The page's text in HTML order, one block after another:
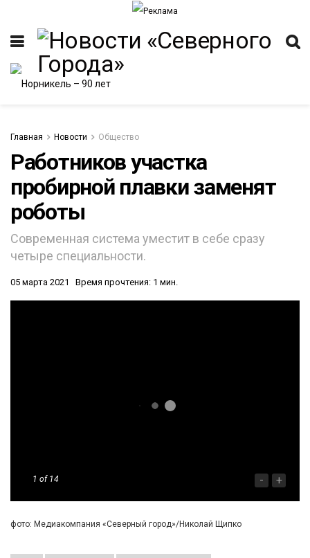
Главная Новости Общество
Работников участка
пробирной плавки заменят
роботы
Современная система уместит в себе сразу
четыре специальности.
05 марта 2021 Время прочтения: 1 мин.
1 of 14 - +
фото: Медиакомпания «Северный город»/Николай Щипко